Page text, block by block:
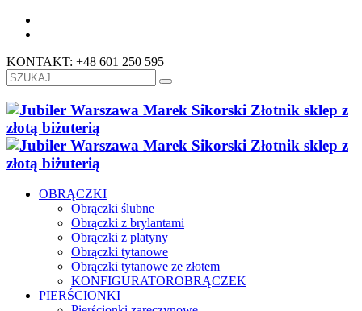
KONTAKT: +48 601 250 595
OBRĄCZKI
Obrączki ślubne
Obrączki z brylantami
Obrączki z platyny
Obrączki tytanowe
Obrączki tytanowe ze złotem
KONFIGURATOROBRĄCZEK
PIERŚCIONKI